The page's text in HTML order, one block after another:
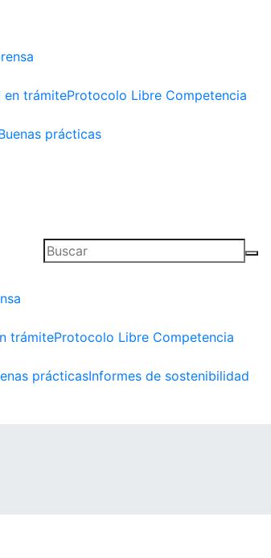
en trámiteProtocolo Libre Competencia
prácticas
trámiteProtocolo Libre Competencia
prácticasInformes de sostenibilidad